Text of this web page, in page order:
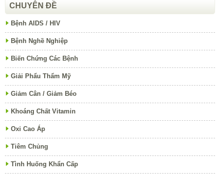
CHUYÊN ĐỀ
Bệnh AIDS / HIV
Bệnh Nghề Nghiệp
Biến Chứng Các Bệnh
Giải Phẩu Thẩm Mỹ
Giảm Cân / Giảm Béo
Khoáng Chất Vitamin
Oxi Cao Áp
Tiêm Chủng
Tình Huống Khẩn Cấp